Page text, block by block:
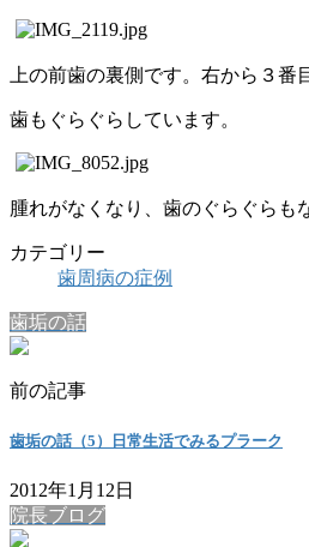
上の前歯の裏側です。右から３番
歯もぐらぐらしています。
腫れがなくなり、歯のぐらぐらも
カテゴリー
歯周病の症例
歯垢の話
前の記事
歯垢の話（5）日常生活でみるプラーク
2012年1月12日
院長ブログ